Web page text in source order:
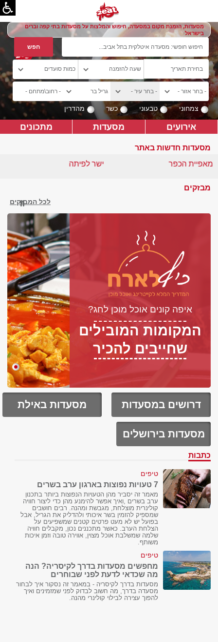
מסעדות, הזמנת מקום במסעדה, חיפוש והמלצות על מסעדות בתי קפה וברים
בישראל
צמחוני טבעוני כשר מהדרין
אירועים מסעדות מתכונים
מסעדות חדשות באתר
ישר לפיתה
מאפיית הכפר
מבזקים
לכל המבזקים
איפה קונים אוכל מוכן לחג?
המקומות המובילים
שחייבים להכיר
דרושים במסעדות מסעדות באילת
מסעדות בירושלים
כתבות
טיפים
7 טעויות נפוצות בארגון ערב בשרים
מאמר זה יסביר מהן הטעויות הנפוצות ביותר בתכנון
ערב בשרים ,ואיך אפשר להימנע מהן כדי ליצור חוויה
קולינרית מוצלחת, מגבשת ומהנה. רבים חושבים
שמספיק להזמין בשר איכותי ולהדליק את הגריל, אבל
בפועל יש לא מעט פרטים קטנים שמשפיעים על
הצלחת הערב. כאשר מתכננים נכון, מקבלים חוויה
שלמה שמשלבת אוכל מצוין, אווירה טובה וזמן איכות
משותף.
טיפים
מחפשים מסעדות בדרך לקיסריה? הנה
מה שכדאי לדעת לפני שבוחרים
מסעדות בדרך לקיסריה - במאמר זה נסקור איך לבחור
מסעדה בדרך, מה חשוב לבדוק לפני שמזמינים ואיך
להפוך עצירה לבילוי קולינרי מהנה.